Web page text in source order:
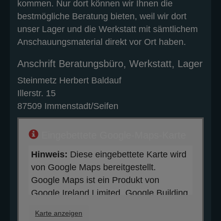
kommen. Nur dort können wir Ihnen die
bestmögliche Beratung bieten, weil wir dort
unser Lager und die Werkstatt mit sämtlichem
Anschauungsmaterial direkt vor Ort haben.
Anschrift Beratungsbüro, Werkstatt, Lager
Steinmetz Herbert Baldauf
Illerstr. 15
87509 Immenstadt/Seifen
Hinweis: Diese eingebettete Karte wird
von Google Maps bereitgestellt.
Google Maps ist ein Produkt von
Google Ireland Limited, Google Building
D04 E5W5, Ireland (“Google”). Beim
Karte anzeigen